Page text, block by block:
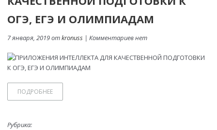
ОГЭ, ЕГЭ И ОЛИМПИАДАМ
7 января, 2019 отkronuss | Комментариев нет
ПОДРОБНЕЕ
Рубрика: